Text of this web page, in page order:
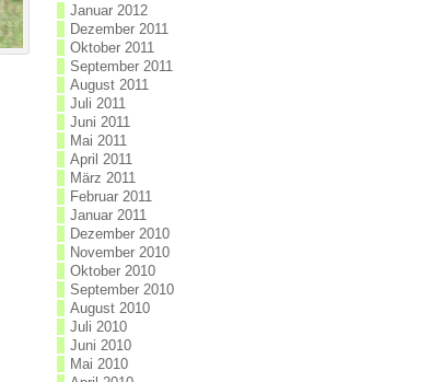
Januar 2012
Dezember 2011
Oktober 2011
September 2011
August 2011
Juli 2011
Juni 2011
Mai 2011
April 2011
März 2011
Februar 2011
Januar 2011
Dezember 2010
November 2010
Oktober 2010
September 2010
August 2010
Juli 2010
Juni 2010
Mai 2010